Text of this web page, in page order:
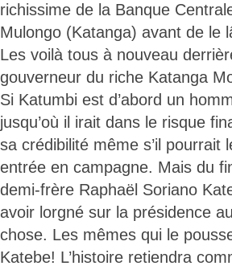
richissime de la Banque
Mulongo (Katanga) avant de le
Les voilà tous à nouveau
gouverneur du riche Katanga
Si Katumbi est d’abord un
jusqu’où il irait dans le risque
sa crédibilité même s’il
entrée en campagne. Mais du
demi-frère Raphaël Soriano
avoir lorgné sur la présidence
chose. Les mêmes qui le
Katebe! L’histoire retiendra